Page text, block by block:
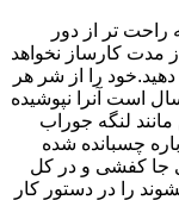
تر از دور
مدت کارساز نخواهد
را از شر هر
است آنرا نپوشیده
لنگه جوراب
چسبانده شده
جا کفشی و در کل
را در دستور کار